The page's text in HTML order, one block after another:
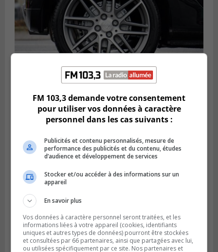
Publié le 6 août 2026 à 11h58
Des jeunes ciblent la Montérégie pour
le Défi écrou de roue
Publié le 6 août 2026 à 05h39
FM 103,3 demande votre consentement
pour utiliser vos données à caractère
personnel dans les cas suivants :
Publicités et contenu personnalisés, mesure de
performance des publicités et du contenu, études
d’audience et développement de services
Stocker et/ou accéder à des informations sur un
appareil
En savoir plus
Vos données à caractère personnel seront traitées, et les
informations liées à votre appareil (cookies, identifiants
uniques et autres types de données) pourront être stockées
et consultées par 66 partenaires, ainsi que partagées avec lui,
ou utilisées spécifiquement par ce site. Nos partenaires et